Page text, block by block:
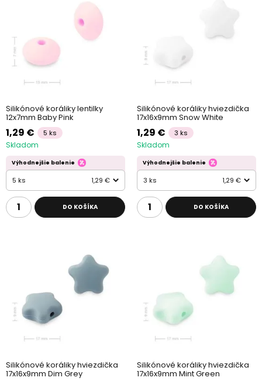
Silikónové koráliky lentilky
12x7mm Baby Pink
1,29 € 5 ks
Skladom
Výhodnejšie balenie
5 ks 1,29 €
DO KOŠÍKA
Silikónové koráliky hviezdička
17x16x9mm Snow White
1,29 € 3 ks
Skladom
Výhodnejšie balenie
3 ks 1,29 €
DO KOŠÍKA
Silikónové koráliky hviezdička
17x16x9mm Dim Grey
Silikónové koráliky hviezdička
17x16x9mm Mint Green